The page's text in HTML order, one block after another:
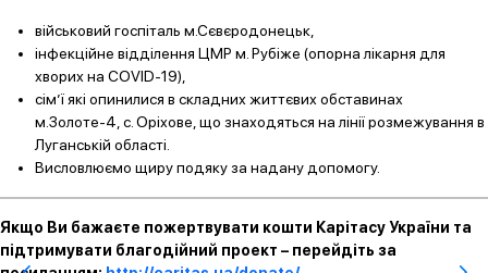
військовий госпіталь м.Сєвєродонецьк,
інфекційне відділення ЦМР м. Рубіже (опорна лікарня для
хворих на COVID-19),
сім’ї які опинилися в складних життєвих обставинах
м.Золоте-4, с. Оріхове, що знаходяться на лінії розмежування в
Луганській області.
Висловлюємо щиру подяку за надану допомогу.
Якщо Ви бажаєте пожертвувати кошти Карітасу України та
підтримувати благодійний проект – перейдіть за